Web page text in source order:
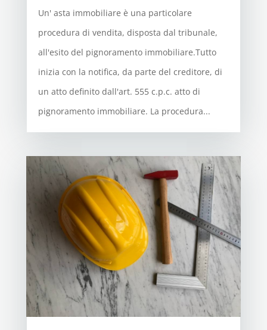
Un' asta immobiliare è una particolare
procedura di vendita, disposta dal tribunale,
all'esito del pignoramento immobiliare.Tutto
inizia con la notifica, da parte del creditore, di
un atto definito dall'art. 555 c.p.c. atto di
pignoramento immobiliare. La procedura...